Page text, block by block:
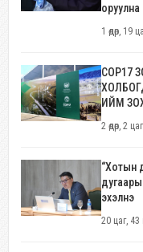
оруулна
1 өдөр, 19
COP17
ИЙМ
2 өдөр, 2 цаг
“Хотын
эхэлнэ
20 цаг, 43